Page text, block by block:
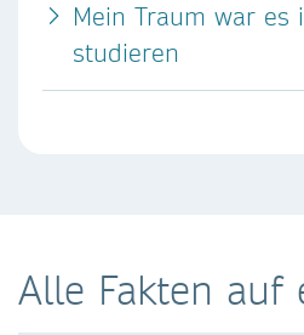
Mein Traum war es
studieren
Alle Fakten auf